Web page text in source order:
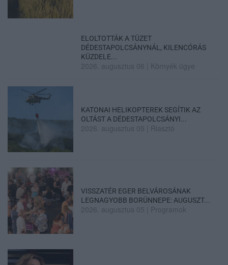
ELOLTOTTÁK A TÜZET
DÉDESTAPOLCSÁNYNÁL, KILENCÓRÁS
KÜZDELE...
2026. augusztus 06 Környék ügye
KATONAI HELIKOPTEREK SEGÍTIK AZ
OLTÁST A DÉDESTAPOLCSÁNYI...
2026. augusztus 05 Riasztó
VISSZATÉR EGER BELVÁROSÁNAK
LEGNAGYOBB BORÜNNEPE: AUGUSZT...
2026. augusztus 05 Programok